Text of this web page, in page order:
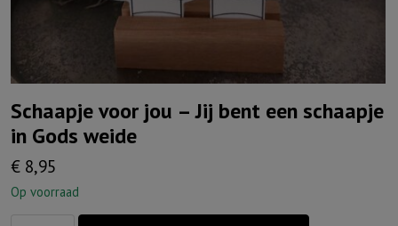
Schaapje voor jou – Jij bent een schaapje
in Gods weide
€ 8,95
Op voorraad